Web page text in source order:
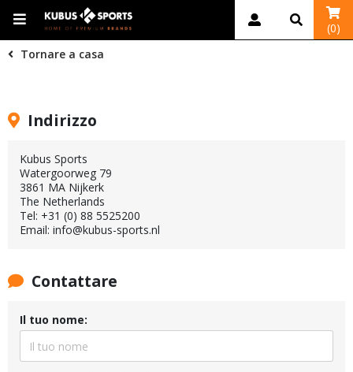
(0)
Tornare a casa
Indirizzo
Kubus Sports
Watergoorweg 79
3861 MA Nijkerk
The Netherlands
Tel: +31 (0) 88 5525200
Email: info@kubus-sports.nl
Contattare
Il tuo nome: